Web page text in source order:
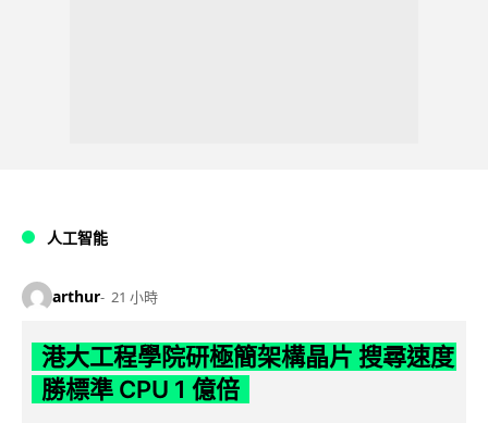
人工智能
arthur 21 小時
港大工程學院研極簡架構晶片 搜尋速度
勝標準 CPU 1 億倍